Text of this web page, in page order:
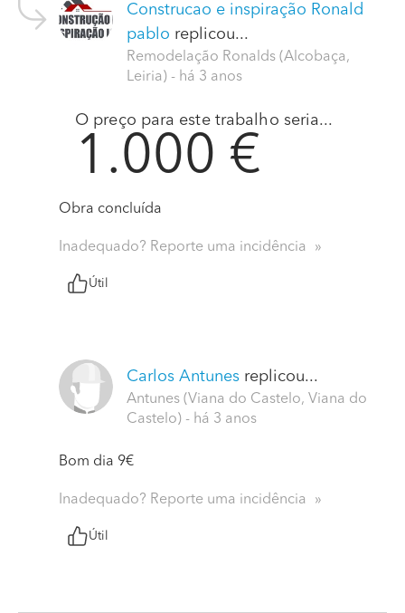
Construcao e inspiração Ronald
pablo replicou...
Remodelação Ronalds (Alcobaça,
Leiria) - há 3 anos
O preço para este trabalho seria...
1.000 €
Obra concluída
Inadequado? Reporte uma incidência
Útil
Carlos Antunes replicou...
Antunes (Viana do Castelo, Viana do
Castelo) - há 3 anos
Bom dia 9€
Inadequado? Reporte uma incidência
Útil